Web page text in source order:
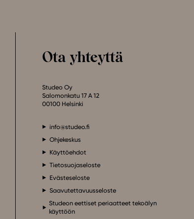
Ota yhteyttä
Studeo Oy
Salomonkatu 17 A 12
00100 Helsinki
info@studeo.fi
Ohjekeskus
Käyttöehdot
Tietosuojaseloste
Evästeseloste
Saavutettavuusseloste
Studeon eettiset periaatteet tekoälyn
käyttöön